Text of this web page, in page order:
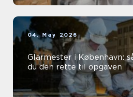
04. May 2026
Glarmester i København:
du den rette til opgaven